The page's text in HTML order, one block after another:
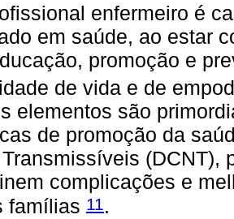
enfermeiro é
em saúde, ao estar
promoção e
de vida e de
elementos são
de promoção da
(DCNT),
complicações e
famílias 11 .